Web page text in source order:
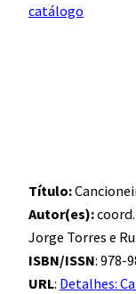
catálogo
Título:
Autor(es):
Jorge Torres e
ISBN/ISSN: 978-
URL: Detalhes: